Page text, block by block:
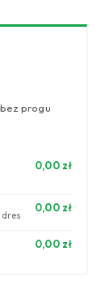
progu
0,00 zł
0,00 zł
0,00 zł